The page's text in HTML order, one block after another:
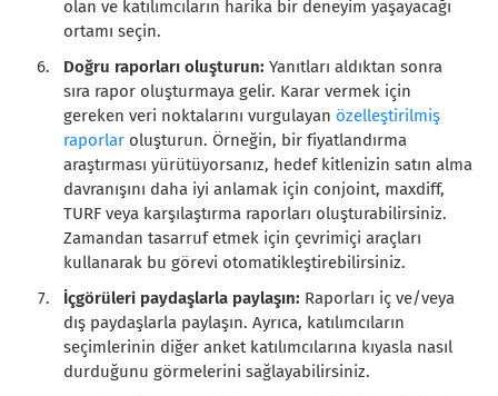
olan ve katılımcıların harika bir deneyim yaşayacağı
ortamı seçin.
Doğru raporları oluşturun: Yanıtları aldıktan sonra
sıra rapor oluşturmaya gelir. Karar vermek için
gereken veri noktalarını vurgulayan özelleştirilmiş
raporlar oluşturun. Örneğin, bir fiyatlandırma
araştırması yürütüyorsanız, hedef kitlenizin satın alma
davranışını daha iyi anlamak için conjoint, maxdiff,
TURF veya karşılaştırma raporları oluşturabilirsiniz.
Zamandan tasarruf etmek için çevrimiçi araçları
kullanarak bu görevi otomatikleştirebilirsiniz.
İçgörüleri paydaşlarla paylaşın: Raporları iç ve/veya
dış paydaşlarla paylaşın. Ayrıca, katılımcıların
seçimlerinin diğer anket katılımcılarına kıyasla nasıl
durduğunu görmelerini sağlayabilirsiniz.